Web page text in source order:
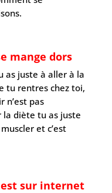
mange dors
as juste à aller à la
tu rentres chez toi,
n’est pas
diète tu as juste
et c’est
sur internet